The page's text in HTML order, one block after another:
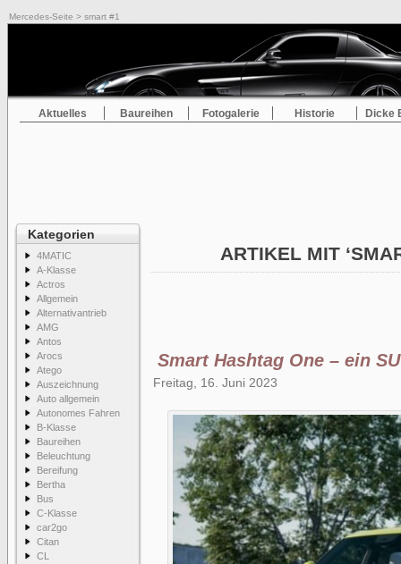
Mercedes-Seite > smart #1
Aktuelles Baureihen Fotogalerie Historie Dicke
Kategorien
4MATIC
A-Klasse
Actros
Allgemein
Alternativantrieb
AMG
Antos
Arocs
Atego
Auszeichnung
Auto allgemein
Autonomes Fahren
B-Klasse
Baureihen
Beleuchtung
Bereifung
Bertha
Bus
C-Klasse
car2go
Citan
CL
ARTIKEL MIT
Smart Hashtag One – ein
Freitag, 16. Juni 2023